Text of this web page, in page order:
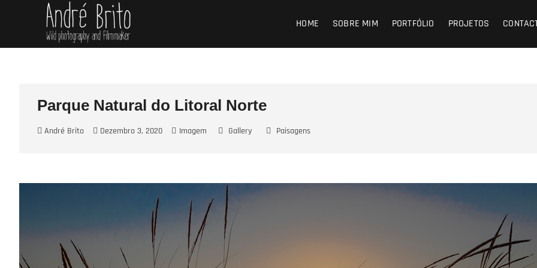
HOME SOBRE MIM PORTFÓLIO PROJETOS
Parque Natural do Litoral Norte
André Brito Dezembro 3, 2020 Imagem Gallery Paisagens